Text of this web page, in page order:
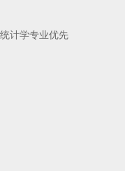
计学专业优先